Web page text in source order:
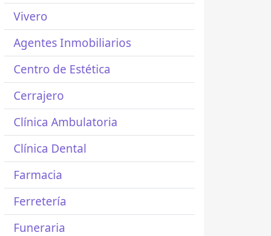
Vivero
Agentes Inmobiliarios
Centro de Estética
Cerrajero
Clínica Ambulatoria
Clínica Dental
Farmacia
Ferretería
Funeraria